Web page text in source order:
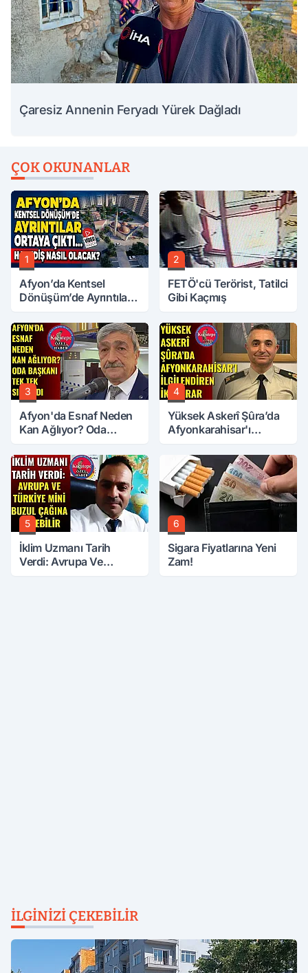
Çaresiz Annenin Feryadı Yürek Dağladı
ÇOK OKUNANLAR
1
Afyon’da Kentsel
Dönüşüm’de Ayrıntılar
Nasıl Olacak?
2
FETÖ'cü Terörist, Tatilci
Gibi Kaçmış
3
Afyon'da Esnaf Neden
Kan Ağlıyor? Oda
4
Yüksek Askerî Şûra’da
Afyonkarahisar'ı
5
İklim Uzmanı Tarih
Verdi: Avrupa Ve
6
Sigara Fiyatlarına Yeni
Zam!
İLGINIZI ÇEKEBILIR